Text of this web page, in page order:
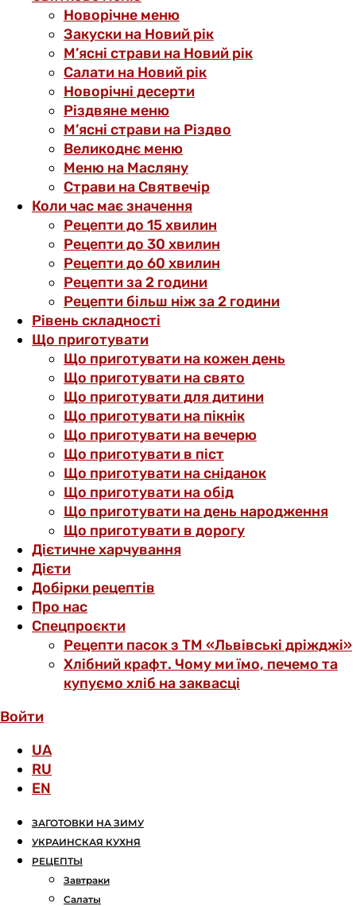
Новорічне меню
Закуски на Новий рік
М’ясні страви на Новий рік
Салати на Новий рік
Новорічні десерти
Різдвяне меню
М’ясні страви на Різдво
Великоднє меню
Меню на Масляну
Страви на Святвечір
Коли час має значення
Рецепти до 15 хвилин
Рецепти до 30 хвилин
Рецепти до 60 хвилин
Рецепти за 2 години
Рецепти більш ніж за 2 години
Рівень складності
Що приготувати
Що приготувати на кожен день
Що приготувати на свято
Що приготувати для дитини
Що приготувати на пікнік
Що приготувати на вечерю
Що приготувати в піст
Що приготувати на сніданок
Що приготувати на обід
Що приготувати на день народження
Що приготувати в дорогу
Дієтичне харчування
Дієти
Добірки рецептів
Про нас
Спецпроєкти
Рецепти пасок з ТМ «Львівські дріжджі»
Хлібний крафт. Чому ми їмо, печемо та
купуємо хліб на заквасці
Войти
UA
RU
EN
ЗАГОТОВКИ НА ЗИМУ
УКРАИНСКАЯ КУХНЯ
РЕЦЕПТЫ
Завтраки
Салаты